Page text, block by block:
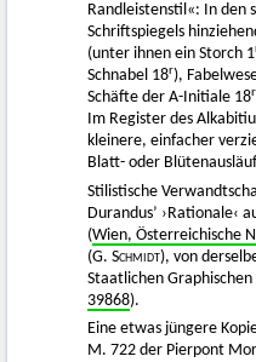
Randleistenstil«: In den
Schriftspiegels
(unter ihnen ein Storch 1
Schnabel 18r),
Schäfte der A-Initiale 18r
Im Register des
kleinere, einfacher
Blatt- oder
Stilistische
Durandus’ ›Rationale‹
(Wien, Österreichische
(G. Schmidt), von
Staatlichen
39868).
Eine etwas jüngere
M. 722 der Pierpont